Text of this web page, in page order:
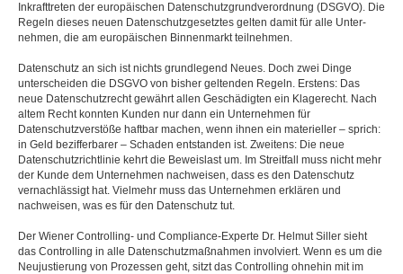
Inkrafttreten der europäischen Datenschutzgrundverordnung (DSGVO). Die
Regeln dieses neuen Datenschutzgesetztes gelten damit für alle Unter-
nehmen, die am europäischen Binnenmarkt teilnehmen.
Datenschutz an sich ist nichts grundlegend Neues. Doch zwei Dinge
unterscheiden die DSGVO von bisher geltenden Regeln. Erstens: Das
neue Datenschutzrecht gewährt allen Geschädigten ein Klagerecht. Nach
altem Recht konnten Kunden nur dann ein Unternehmen für
Datenschutzverstöße haftbar machen, wenn ihnen ein materieller – sprich:
in Geld bezifferbarer – Schaden entstanden ist. Zweitens: Die neue
Datenschutzrichtlinie kehrt die Beweislast um. Im Streitfall muss nicht mehr
der Kunde dem Unternehmen nachweisen, dass es den Datenschutz
vernachlässigt hat. Vielmehr muss das Unternehmen erklären und
nachweisen, was es für den Datenschutz tut.
Der Wiener Controlling- und Compliance-Experte Dr. Helmut Siller sieht
das Controlling in alle Datenschutzmaßnahmen involviert. Wenn es um die
Neujustierung von Prozessen geht, sitzt das Controlling ohnehin mit im